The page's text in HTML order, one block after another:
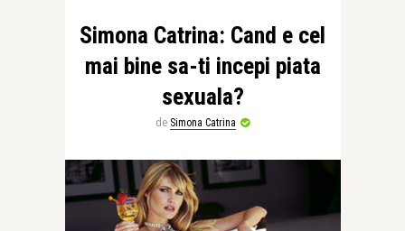
Simona Catrina: Cand e cel
mai bine sa-ti incepi piata
sexuala?
de Simona Catrina